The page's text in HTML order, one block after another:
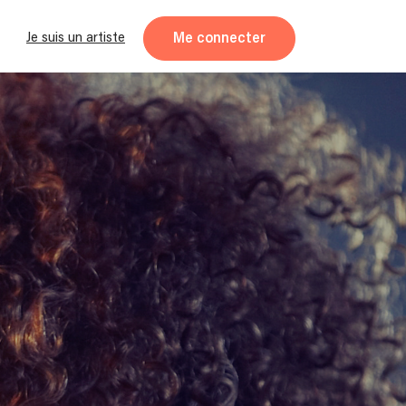
Je suis un artiste Me connecter